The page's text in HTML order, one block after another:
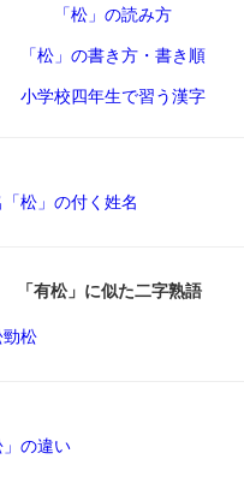
「松」の読み方
「松」の書き方・書き順
小学校四年生で習う漢字
「松」の付く姓名
「有松」に似た二字熟語
勁松
」の違い